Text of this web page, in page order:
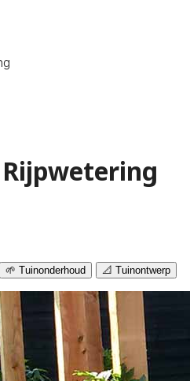
🌱 Tuinonderhoud 📐 Tuinontwerp